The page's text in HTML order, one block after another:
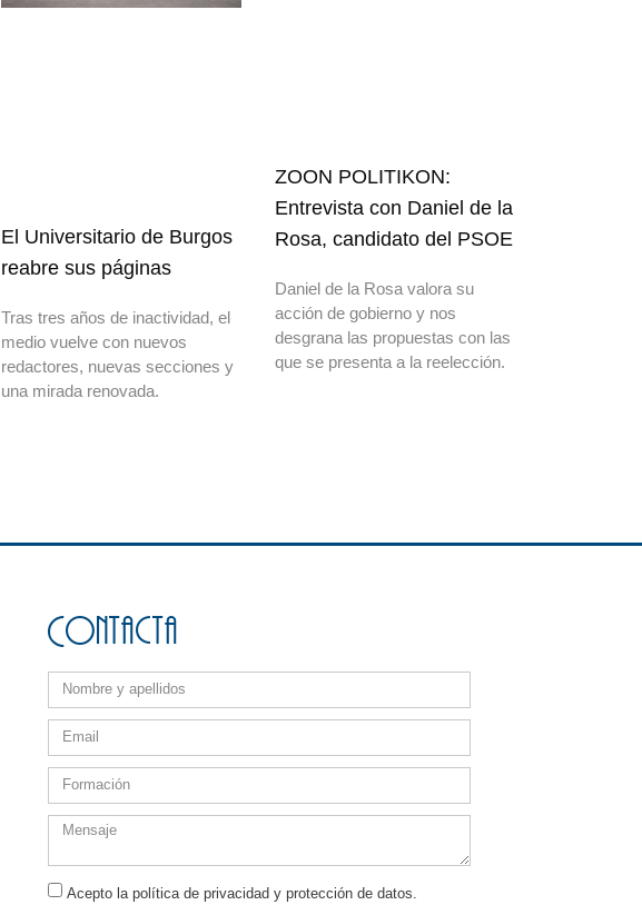
El Universitario de Burgos
reabre sus páginas
Tras tres años de inactividad, el
medio vuelve con nuevos
redactores, nuevas secciones y
una mirada renovada.
ZOON POLITIKON:
Entrevista con Daniel de la
Rosa, candidato del PSOE
Daniel de la Rosa valora su
acción de gobierno y nos
desgrana las propuestas con las
que se presenta a la reelección.
Contacta
Acepto la política de privacidad y protección de datos.